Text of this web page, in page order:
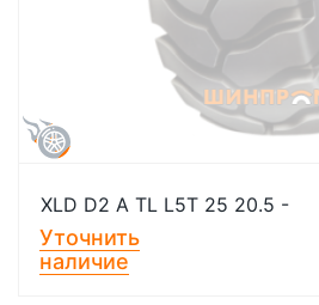
XLD D2 A TL L5T 25 20.5 -
Уточнить
наличие